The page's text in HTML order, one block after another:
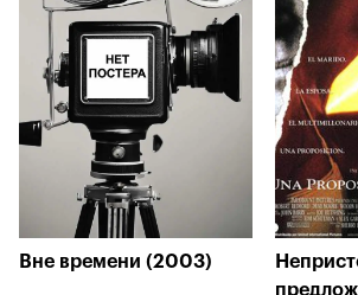
Вне времени (2003)